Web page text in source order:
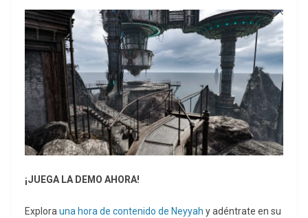
¡JUEGA LA DEMO AHORA!
Explora una hora de contenido de Neyyah y adéntrate en su